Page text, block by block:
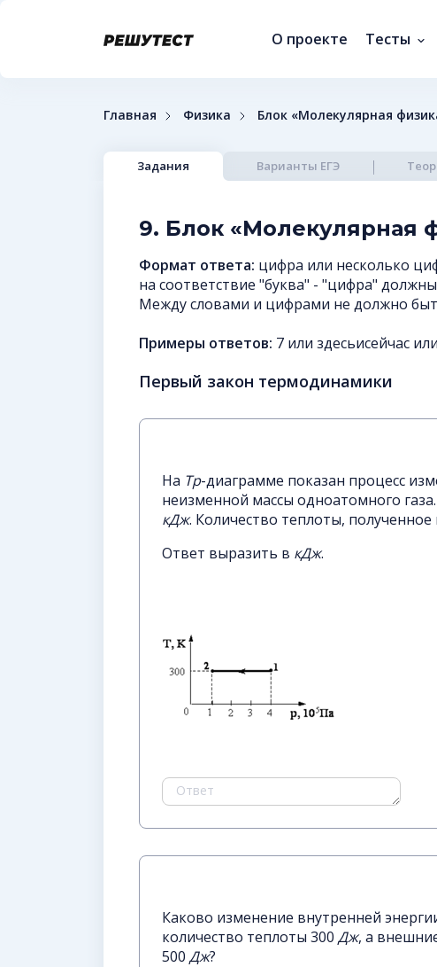
О проекте Тесты
Главная Физика Блок «Молекулярная
Задания Варианты ЕГЭ
9. Блок «Молекулярная
Формат ответа: цифра или несколько
на соответствие "буква" - "цифра"
Между словами и цифрами не должно
Примеры ответов: 7 или здесьисейчас
Первый закон термодинамики
На Тр-диаграмме показан процесс
неизменной массы одноатомного
кДж. Количество теплоты, полученное
Ответ выразить в кДж.
Каково изменение внутренней
количество теплоты 300 Дж, а
500 Дж?